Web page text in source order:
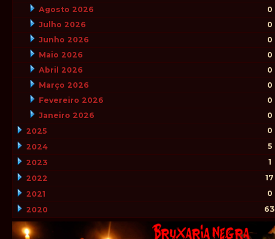
Agosto 2026
0
Julho 2026
0
Junho 2026
0
Maio 2026
0
Abril 2026
0
Março 2026
0
Fevereiro 2026
0
Janeiro 2026
0
2025
0
2024
5
2023
1
2022
17
2021
0
2020
63